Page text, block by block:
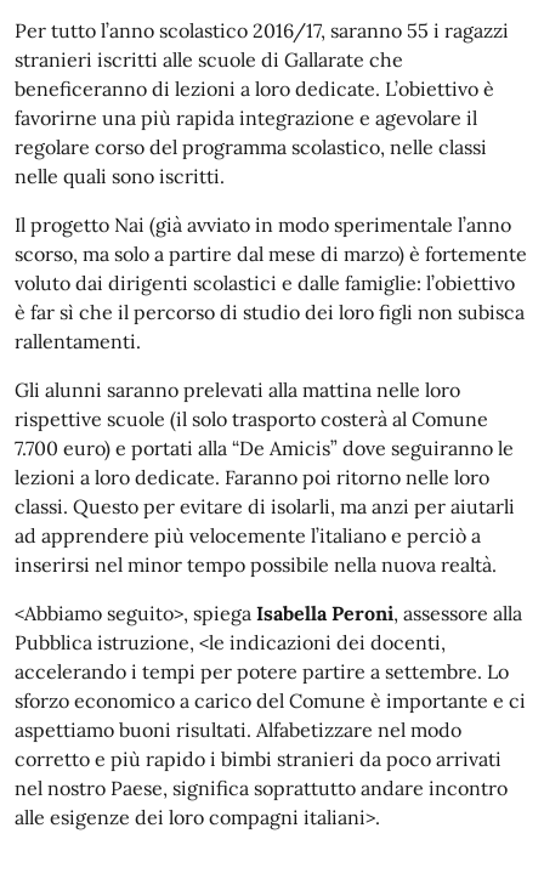
Per tutto l’anno scolastico 2016/17, saranno 55 i ragazzi
stranieri iscritti alle scuole di Gallarate che
beneficeranno di lezioni a loro dedicate. L’obiettivo è
favorirne una più rapida integrazione e agevolare il
regolare corso del programma scolastico, nelle classi
nelle quali sono iscritti.
Il progetto Nai (già avviato in modo sperimentale l’anno
scorso, ma solo a partire dal mese di marzo) è fortemente
voluto dai dirigenti scolastici e dalle famiglie: l’obiettivo
è far sì che il percorso di studio dei loro figli non subisca
rallentamenti.
Gli alunni saranno prelevati alla mattina nelle loro
rispettive scuole (il solo trasporto costerà al Comune
7.700 euro) e portati alla “De Amicis” dove seguiranno le
lezioni a loro dedicate. Faranno poi ritorno nelle loro
classi. Questo per evitare di isolarli, ma anzi per aiutarli
ad apprendere più velocemente l’italiano e perciò a
inserirsi nel minor tempo possibile nella nuova realtà.
<Abbiamo seguito>, spiega Isabella Peroni, assessore alla
Pubblica istruzione, <le indicazioni dei docenti,
accelerando i tempi per potere partire a settembre. Lo
sforzo economico a carico del Comune è importante e ci
aspettiamo buoni risultati. Alfabetizzare nel modo
corretto e più rapido i bimbi stranieri da poco arrivati
nel nostro Paese, significa soprattutto andare incontro
alle esigenze dei loro compagni italiani>.